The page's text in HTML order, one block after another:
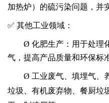
加热炉）的硫污染问题，并
✅ 其他工业领域：
Ø 化肥生产：用于处理
气，提高产品质量和环保标
Ø 工业废气 填埋气、
垃圾、有机废弃物、 餐厨垃